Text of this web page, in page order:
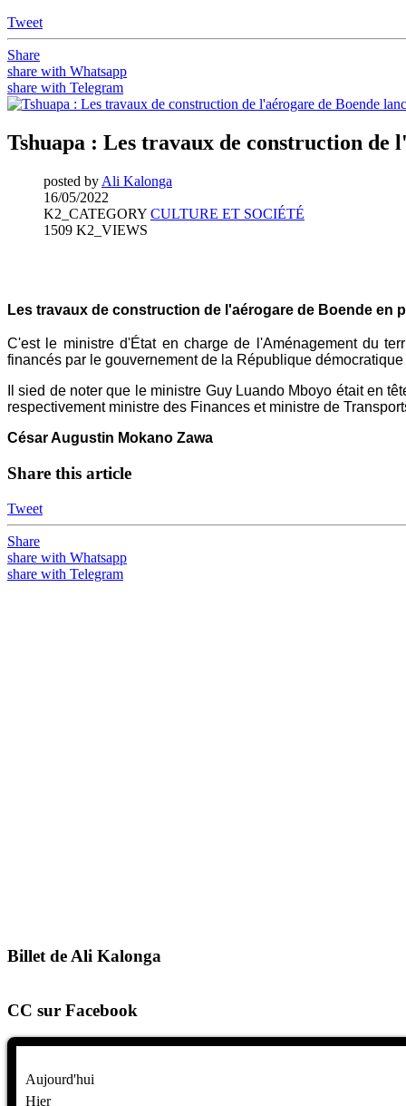
Tweet
Share
share with Whatsapp
share with Telegram
Tshuapa : Les travaux de construction de
posted by Ali Kalonga
16/05/2022
K2_CATEGORY CULTURE ET SOCIÉTÉ
1509 K2_VIEWS
Les travaux de construction de l'aérogare de Boende en
C'est le ministre d'État en charge de l'Aménagement du
financés par le gouvernement de la République
Il sied de noter que le ministre Guy Luando Mboyo était en
respectivement ministre des Finances et ministre de
César Augustin Mokano Zawa
Share this article
Tweet
Share
share with Whatsapp
share with Telegram
Billet de Ali Kalonga
CC sur Facebook
Aujourd'hui
Hier